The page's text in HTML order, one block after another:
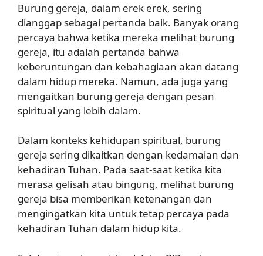
Burung gereja, dalam erek erek, sering
dianggap sebagai pertanda baik. Banyak orang
percaya bahwa ketika mereka melihat burung
gereja, itu adalah pertanda bahwa
keberuntungan dan kebahagiaan akan datang
dalam hidup mereka. Namun, ada juga yang
mengaitkan burung gereja dengan pesan
spiritual yang lebih dalam.
Dalam konteks kehidupan spiritual, burung
gereja sering dikaitkan dengan kedamaian dan
kehadiran Tuhan. Pada saat-saat ketika kita
merasa gelisah atau bingung, melihat burung
gereja bisa memberikan ketenangan dan
mengingatkan kita untuk tetap percaya pada
kehadiran Tuhan dalam hidup kita.